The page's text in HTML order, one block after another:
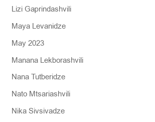
Lizi Gaprindashvili
Maya Levanidze
May 2023
Manana Lekborashvili
Nana Tutberidze
Nato Mtsariashvili
Nika Sivsivadze